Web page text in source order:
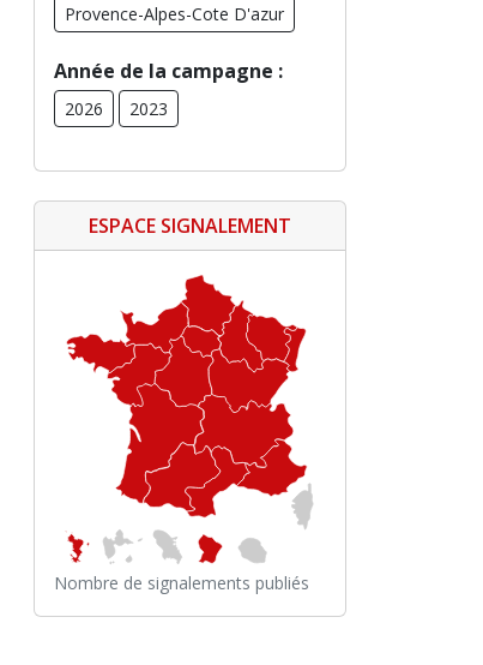
Provence-Alpes-Cote D'azur
Année de la campagne :
2026 2023
ESPACE SIGNALEMENT
Nombre de signalements publiés